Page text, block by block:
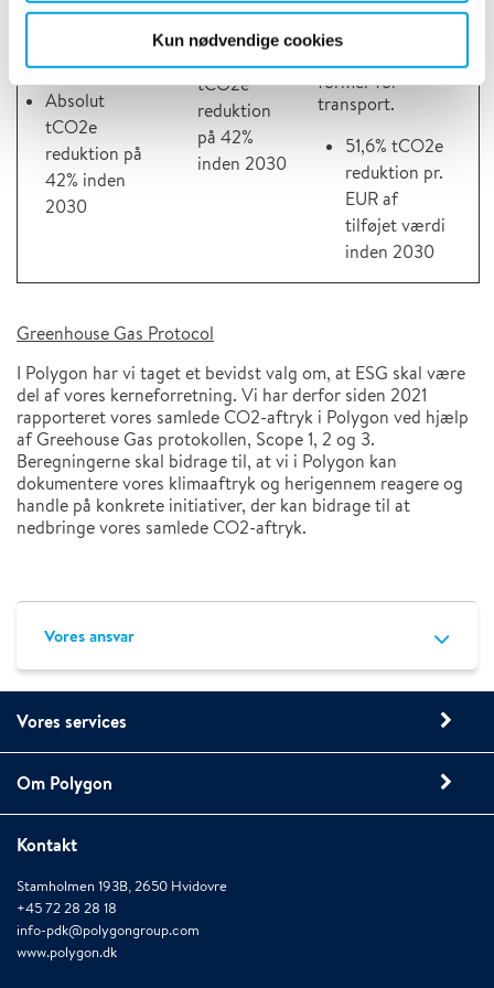
Kun nødvendige cookies
opvarmning af
køleteknik.
Absolut
tCO2e
reduktion på
42% inden
2030
afdelingerne.
tCO2e
reduktion
på 42%
inden 2030
materialeforbrug,
underleverandører,
affald og andre
former for
transport.
51,6% tCO2e
reduktion pr.
EUR af
tilføjet værdi
inden 2030
Greenhouse Gas Protocol
I Polygon har vi taget et bevidst valg om, at ESG skal være
del af vores kerneforretning. Vi har derfor siden 2021
rapporteret vores samlede CO2-aftryk i Polygon ved hjælp
af Greehouse Gas protokollen, Scope 1, 2 og 3.
Beregningerne skal bidrage til, at vi i Polygon kan
dokumentere vores klimaaftryk og herigennem reagere og
handle på konkrete initiativer, der kan bidrage til at
nedbringe vores samlede CO2-aftryk.
Vores ansvar
Vores services
Om Polygon
Kontakt
Stamholmen 193B, 2650 Hvidovre
+45 72 28 28 18
info-pdk@polygongroup.com
www.polygon.dk